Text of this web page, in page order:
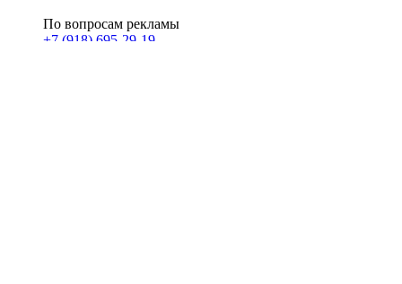
По вопросам рекламы
+7 (918) 695-29-19